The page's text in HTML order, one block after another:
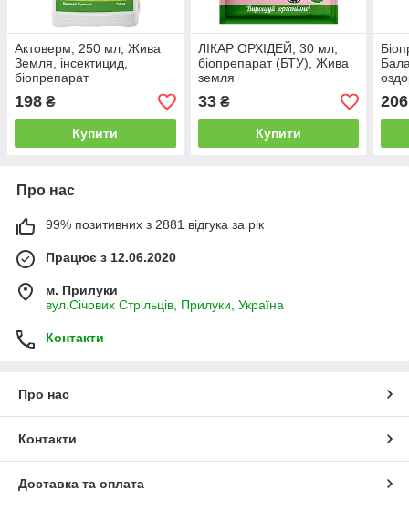
Актоверм, 250 мл, Жива
Земля, інсектицид,
біопрепарат
198 ₴
Купити
ЛІКАР ОРХІДЕЙ, 30 мл,
біопрепарат (БТУ), Жива
земля
33₴
Купити
мл,
206
Про нас
99% позитивних з 2881 відгука за рік
Працює з 12.06.2020
м. Прилуки
вул.Січових Стрільців, Прилуки, Україна
Контакти
Про нас
Контакти
Доставка та оплата